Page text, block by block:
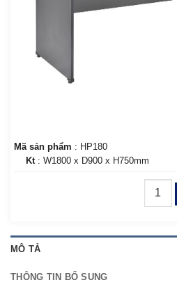
Mã sản phẩm : HP180
Kt: W1800 x D900 x H750mm
MÔ TẢ
THÔNG TIN BỔ SUNG